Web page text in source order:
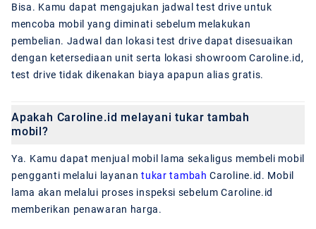
Bisa. Kamu dapat mengajukan jadwal test drive untuk
mencoba mobil yang diminati sebelum melakukan
pembelian. Jadwal dan lokasi test drive dapat disesuaikan
dengan ketersediaan unit serta lokasi showroom Caroline.id,
test drive tidak dikenakan biaya apapun alias gratis.
Apakah Caroline.id melayani tukar tambah
mobil?
Ya. Kamu dapat menjual mobil lama sekaligus membeli mobil
pengganti melalui layanantukar tambah Caroline.id. Mobil
lama akan melalui proses inspeksi sebelum Caroline.id
memberikan penawaran harga.